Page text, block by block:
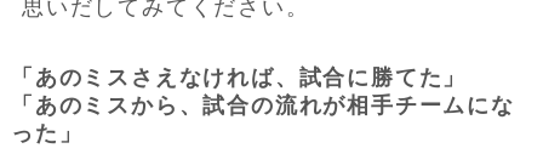
思いだしてみてください。
「あのミスさえなければ、試合に勝てた」
「あのミスから、試合の流れが相手チームにな
った」